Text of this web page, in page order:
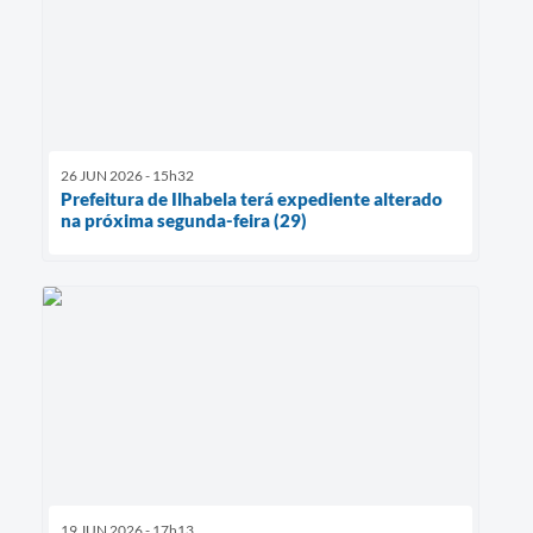
26 JUN 2026 - 15h32
Prefeitura de Ilhabela terá expediente alterado
na próxima segunda-feira (29)